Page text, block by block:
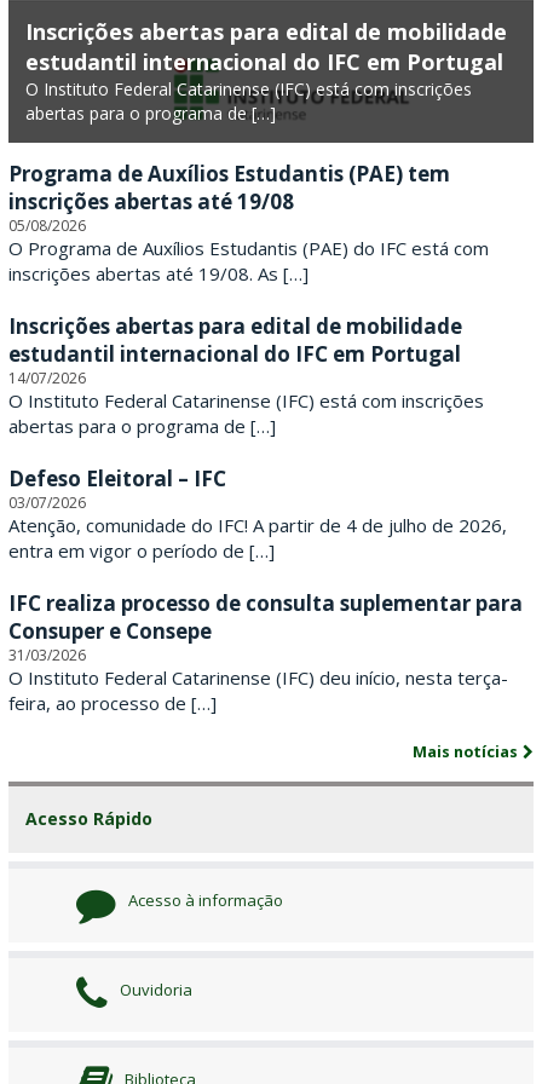
F
e
d
e
r
a
l
C
a
t
a
r
i
n
e
s
e
Inscrições abertas para edital de mobilidade
estudantil internacional do IFC em Portugal
O Instituto Federal Catarinense (IFC) está com inscrições
abertas para o programa de […]
Programa de Auxílios Estudantis (PAE) tem
inscrições abertas até 19/08
05/08/2026
O Programa de Auxílios Estudantis (PAE) do IFC está com
inscrições abertas até 19/08. As […]
Inscrições abertas para edital de mobilidade
estudantil internacional do IFC em Portugal
14/07/2026
O Instituto Federal Catarinense (IFC) está com inscrições
abertas para o programa de […]
Defeso Eleitoral – IFC
03/07/2026
Atenção, comunidade do IFC! A partir de 4 de julho de 2026,
entra em vigor o período de […]
IFC realiza processo de consulta suplementar para
Consuper e Consepe
31/03/2026
O Instituto Federal Catarinense (IFC) deu início, nesta terça-
feira, ao processo de […]
Mais notícias
Acesso Rápido
Acesso à informação
Ouvidoria
Biblioteca